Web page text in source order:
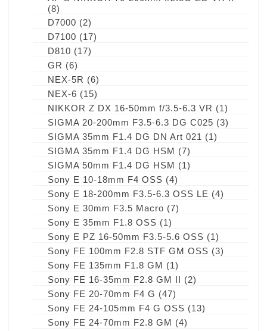
(8)
D7000 (2)
D7100 (17)
D810 (17)
GR (6)
NEX-5R (6)
NEX-6 (15)
NIKKOR Z DX 16-50mm f/3.5-6.3 VR (1)
SIGMA 20-200mm F3.5-6.3 DG C025 (3)
SIGMA 35mm F1.4 DG DN Art 021 (1)
SIGMA 35mm F1.4 DG HSM (7)
SIGMA 50mm F1.4 DG HSM (1)
Sony E 10-18mm F4 OSS (4)
Sony E 18-200mm F3.5-6.3 OSS LE (4)
Sony E 30mm F3.5 Macro (7)
Sony E 35mm F1.8 OSS (1)
Sony E PZ 16-50mm F3.5-5.6 OSS (1)
Sony FE 100mm F2.8 STF GM OSS (3)
Sony FE 135mm F1.8 GM (1)
Sony FE 16-35mm F2.8 GM II (2)
Sony FE 20-70mm F4 G (47)
Sony FE 24-105mm F4 G OSS (13)
Sony FE 24-70mm F2.8 GM (4)